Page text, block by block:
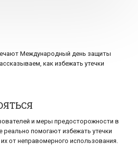
Международный день защиты
как избежать утечки
и меры предосторожности в
помогают избежать утечки
от неправомерного использования.